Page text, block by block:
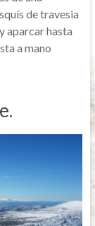
de travesia
aparcar hasta
a mano